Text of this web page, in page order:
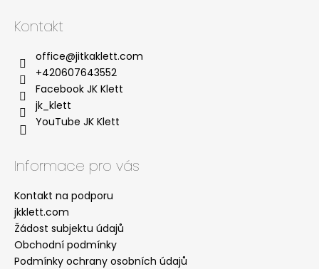
Kontakt
office@jitkaklett.com
+420607643552
Facebook JK Klett
jk_klett
YouTube JK Klett
Informace pro vás
Kontakt na podporu
jkklett.com
Žádost subjektu údajů
Obchodní podmínky
Podmínky ochrany osobních údajů